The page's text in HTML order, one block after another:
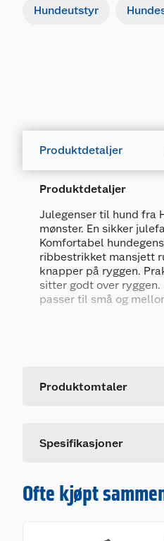
Hundeutstyr
Produktdetaljer
Produktdetaljer
Julegenser til hund fra
mønster. En sikker
Komfortabel
ribbestrikket mansjett
knapper på ryggen.
sitter godt over
passer til små og
S: Totallengde 28 cm
Produktomtaler
Spesifikasjoner
Leverandørens
Ofte kjøpt